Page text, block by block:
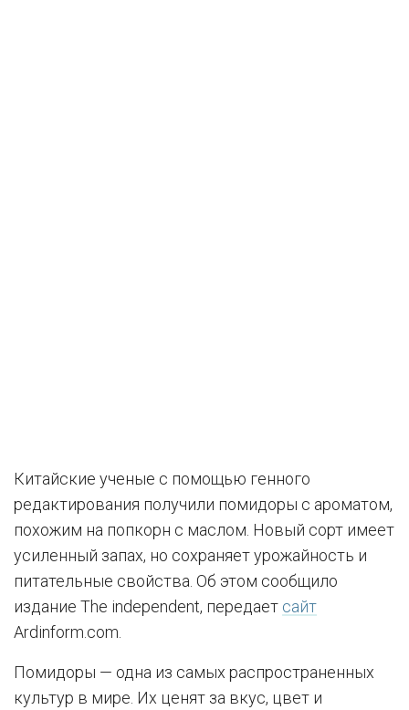
Китайские ученые с помощью генного
редактирования получили помидоры с ароматом,
похожим на попкорн с маслом. Новый сорт имеет
усиленный запах, но сохраняет урожайность и
питательные свойства. Об этом сообщило
издание The independent, передает сайт
Ardinform.com.
Помидоры — одна из самых распространенных
культур в мире. Их ценят за вкус, цвет и